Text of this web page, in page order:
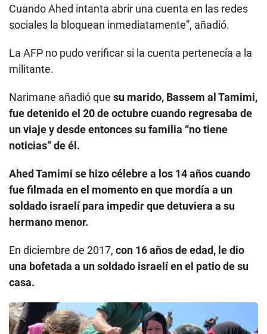
Cuando Ahed intanta abrir una cuenta en las redes
sociales la bloquean inmediatamente”, añadió.
La AFP no pudo verificar si la cuenta pertenecía a la
militante.
Narimane añadió que su marido, Bassem al Tamimi,
fue detenido el 20 de octubre cuando regresaba de
un viaje y desde entonces su familia “no tiene
noticias” de él.
Ahed Tamimi se hizo célebre a los 14 años cuando
fue filmada en el momento en que mordía a un
soldado israelí para impedir que detuviera a su
hermano menor.
En diciembre de 2017, con 16 años de edad, le dio
una bofetada a un soldado israelí en el patio de su
casa.